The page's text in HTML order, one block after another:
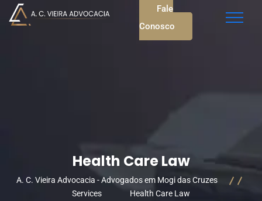
Fale
Conosco
Health Care Law
A. C. Vieira Advocacia - Advogados em Mogi das Cruzes
Services
Health Care Law